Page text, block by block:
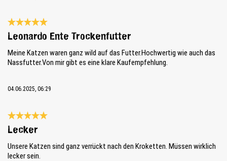
Recensie met een waardering van 5 van de 5 sterren
Leonardo Ente Trockenfutter
Meine Katzen waren ganz wild auf das Futter.Hochwertig wie auch das
Nassfutter.Von mir gibt es eine klare Kaufempfehlung.
04.06.2025, 06:29
Recensie met een waardering van 5 van de 5 sterren
Lecker
Unsere Katzen sind ganz verrückt nach den Kroketten. Müssen wirklich
lecker sein.